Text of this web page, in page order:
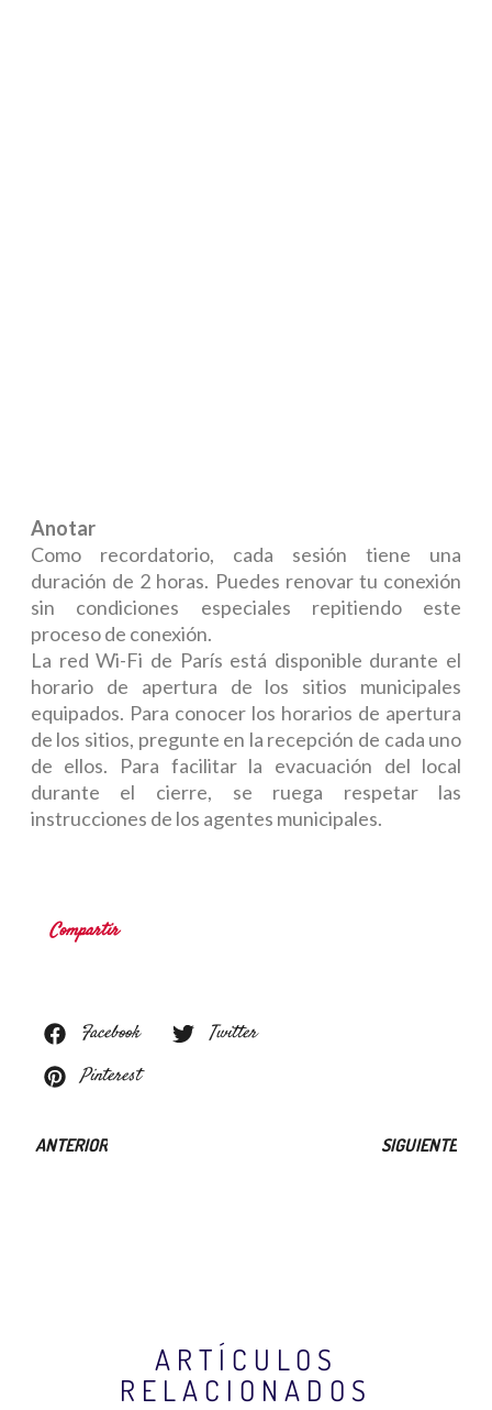
Anotar
Como recordatorio, cada sesión tiene una
duración de 2 horas. Puedes renovar tu conexión
sin condiciones especiales repitiendo este
proceso de conexión.
La red Wi-Fi de París está disponible durante el
horario de apertura de los sitios municipales
equipados. Para conocer los horarios de apertura
de los sitios, pregunte en la recepción de cada uno
de ellos. Para facilitar la evacuación del local
durante el cierre, se ruega respetar las
instrucciones de los agentes municipales.
Compartir
Facebook
Twitter
Pinterest
ANTERIOR SIGUIENTE
ARTÍCULOS
RELACIONADOS